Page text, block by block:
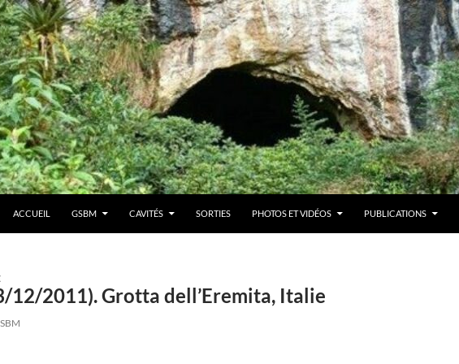
ACCUEIL GSBM CAVITÉS SORTIES PHOTOS ET VIDÉOS PUBLICATIONS
12/2011). Grotta dell’Eremita, Italie